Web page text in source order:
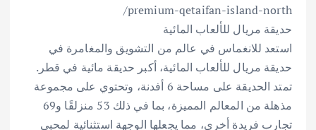
premium-qetaifan-island-north/
حديقة مريال للألعاب المائية
استعد للانغماس في عالم من التشويق والمغامرة في
حديقة مريال للألعاب المائية، أكبر حديقة مائية في قطر.
تمتد الحديقة على مساحة 6 أفدنة، وتحتوي على مجموعة
مذهلة من المعالم المميزة، بما في ذلك 53 منزلقًا و69
تجارب فريدة أخرى، مما يجعلها الوجهة استثنائية لمحبي